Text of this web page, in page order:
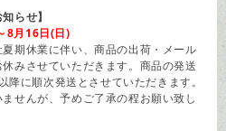
らせ】
8月16日(日)
期休業に伴い、商品の出荷・メール
みさせていただきます。商品の発送
に順次発送とさせていただきます。
せんが、予めご了承の程お願い致し